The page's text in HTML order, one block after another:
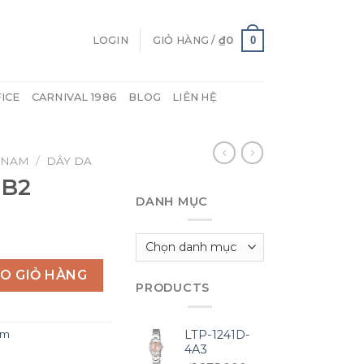
LOGIN GIỎ HÀNG / ₫0 0
CARNIVAL 1986 BLOG LIÊN HỆ
/ DÂY DA
GIỎ HÀNG
DANH MỤC
Danh
PRODUCTS
LTP-1241D-
4A3